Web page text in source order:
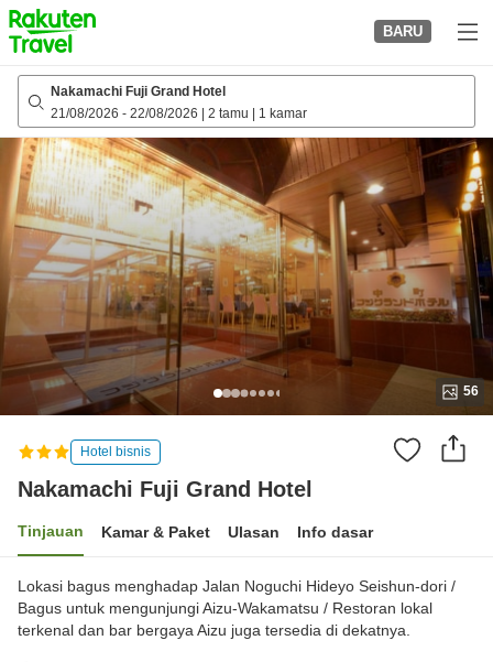
to
top
page
BARU
Nakamachi Fuji Grand Hotel
21/08/2026 - 22/08/2026 2 tamu 1 kamar
56
Hotel bisnis
Nakamachi Fuji Grand Hotel
Tinjauan Kamar & Paket Ulasan Info dasar
Lokasi bagus menghadap Jalan Noguchi Hideyo Seishun-dori /
Bagus untuk mengunjungi Aizu-Wakamatsu / Restoran lokal
terkenal dan bar bergaya Aizu juga tersedia di dekatnya.